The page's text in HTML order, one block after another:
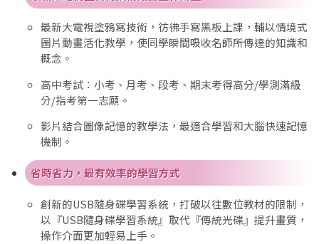
最新大電視塗鴉寫技術，彷彿手寫黑板上課，輔以情境式
圖片動畫活化教學，使同學瞬間吸收名師所傳達的知識和
概念。
高中考試：小考、月考、段考、期末考得高分/學測滿級
分/指考第一志願。
影片結合圖像記憶的教學法，最適合學習和大腦快速記憶
機制。
省時省力，最有效率的學習方式
創新的USB隨身碟學習系統，打破以往數位教材的限制，
以『USB隨身碟學習系統』取代『傳統光碟』提升畫質，
操作介面更加輕易上手。